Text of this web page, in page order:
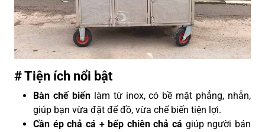
# Tiện ích nổi bật
Bàn chế biếnlàm từ inox, có bề mặt phẳng, nhẵn,
giúp bạn vừa đặt để đồ, vừa chế biến tiện lợi.
Cần ép chả cá + bếp chiên chả cá giúp người bán